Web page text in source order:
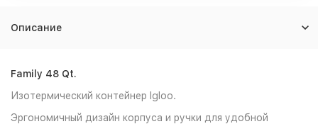
Описание
Family 48 Qt.
Изотермический контейнер Igloo.
Эргономичный дизайн корпуса и ручки для удобной